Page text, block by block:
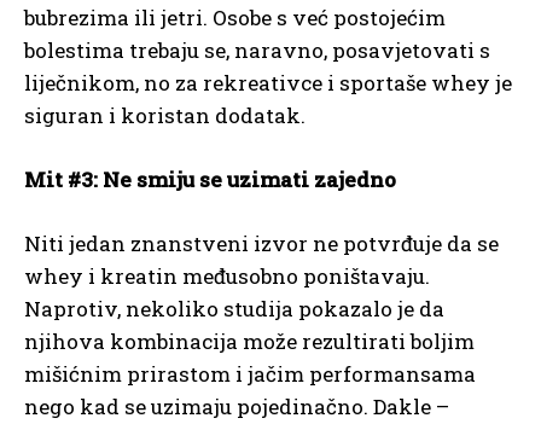
bubrezima ili jetri. Osobe s već postojećim
bolestima trebaju se, naravno, posavjetovati s
liječnikom, no za rekreativce i sportaše whey je
siguran i koristan dodatak.
Mit #3: Ne smiju se uzimati zajedno
Niti jedan znanstveni izvor ne potvrđuje da se
whey i kreatin međusobno poništavaju.
Naprotiv, nekoliko studija pokazalo je da
njihova kombinacija može rezultirati boljim
mišićnim prirastom i jačim performansama
nego kad se uzimaju pojedinačno. Dakle –